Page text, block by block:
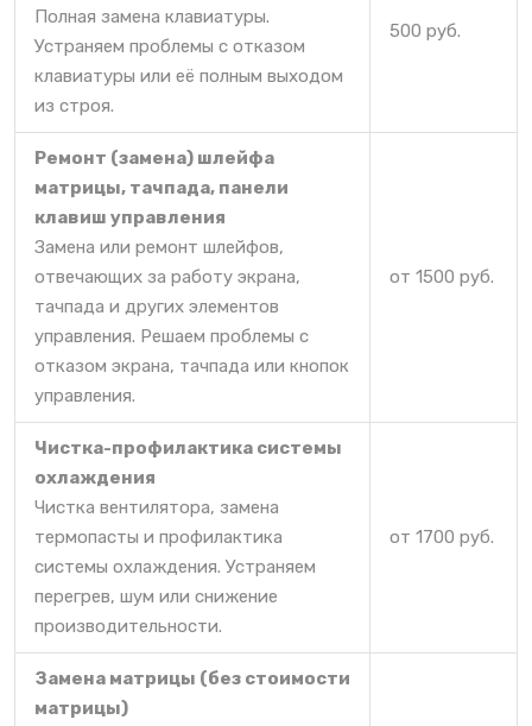
Полная замена клавиатуры.
Устраняем проблемы с отказом
клавиатуры или её полным выходом
из строя.
500 руб.
Ремонт (замена) шлейфа
матрицы, тачпада, панели
клавиш управления
Замена или ремонт шлейфов,
отвечающих за работу экрана,
тачпада и других элементов
управления. Решаем проблемы с
отказом экрана, тачпада или кнопок
управления.
от 1500 руб.
Чистка-профилактика системы
охлаждения
Чистка вентилятора, замена
термопасты и профилактика
системы охлаждения. Устраняем
перегрев, шум или снижение
производительности.
от 1700 руб.
Замена матрицы (без стоимости
матрицы)